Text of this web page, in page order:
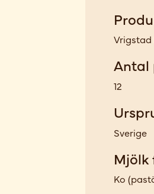
Vrigstad
Antal
12
Sverige
Mjölk
Ko (